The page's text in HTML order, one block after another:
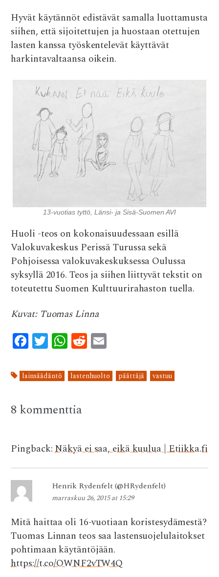
Hyvät käytännöt edistävät samalla luottamusta
siihen, että sijoitettujen ja huostaan otettujen
lasten kanssa työskentelevät käyttävät
harkintavaltaansa oikein.
13-vuotias tyttö, Länsi- ja Sisä-Suomen AVI
Huoli -teos on kokonaisuudessaan esillä
Valokuvakeskus Perissä Turussa sekä
Pohjoisessa valokuvakeskuksessa Oulussa
syksyllä 2016. Teos ja siihen liittyvät tekstit on
toteutettu Suomen Kulttuurirahaston tuella.
Kuvat: Tuomas Linna
F
ac
e
b
o
o
T
w
it
te
r
W
h
at
s
A
p
R
e
d
di
ai
l
lainsäädäntö lastenhuolto päättäjä vastuu
8 kommenttia
Pingback:Näkyä ei saa, eikä kuulua | Etiikka.fi
Henrik Rydenfelt (@HRydenfelt)
marraskuu 26, 2015 at 15:29
Mitä haittaa oli 16-vuotiaan koristesydämestä?
Tuomas Linnan teos saa lastensuojelulaitokset
pohtimaan käytäntöjään.
https://t.co/OWNF2vTW4Q